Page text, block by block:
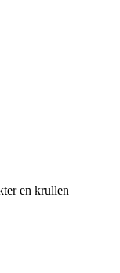
en krullen